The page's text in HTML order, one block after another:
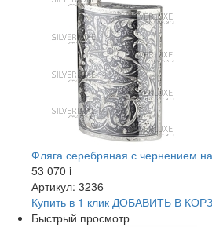
Фляга серебряная с чернением
53 070 i
Артикул: 3236
Купить в 1 клик ДОБАВИТЬ В
Быстрый просмотр